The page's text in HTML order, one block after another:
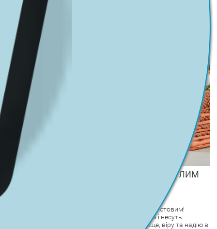
ПРИВІТАННЯ ГОЛОВИ ПРАВЛІННЯ ІЗ СВІТЛИМ
ВОСКРЕСІННЯМ ХРИСТОВИМ!
Сердечно вітаю вас із світлим Воскресінням Христовим!
Великодні свята пам’ятні кожному з дитинства і несуть
потужний струмінь радості, сподівань на краще, віру та надію в